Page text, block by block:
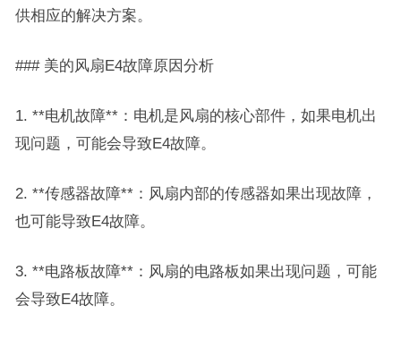
供相应的解决方案。
### 美的风扇E4故障原因分析
1. **电机故障**：电机是风扇的核心部件，如果电机出
现问题，可能会导致E4故障。
2. **传感器故障**：风扇内部的传感器如果出现故障，
也可能导致E4故障。
3. **电路板故障**：风扇的电路板如果出现问题，可能
会导致E4故障。